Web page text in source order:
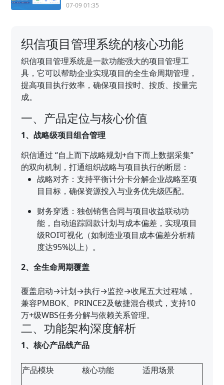
07-09 01:35
织信项目管理系统的核心功能
织信项目管理系统是一款功能强大的项目管理工
具，它可以帮助企业实现项目的全生命周期管理，
提高项目执行效率，确保项目按时、按质、按量完
成。
一、产品定位与核心价值
1、战略级项目组合管理
织信通过 “自上而下战略规划+自下而上数据采集”
的双向机制，打通组织战略与项目执行的断层：
战略对齐：支持平衡计分卡分解企业战略至项
目目标，确保资源投入与业务优先级匹配。
财务穿透：独创销售合同与项目收益联动功
能，自动追踪回款计划与成本偏差，实现项目
级ROI可视化（如制造业项目成本偏差分析精
度达95%以上）。
2、全生命周期覆盖
覆盖启动→计划→执行→监控→收尾五大过程域，
兼容PMBOK、PRINCE2及敏捷混合模式，支持10
万+级WBS任务分解与依赖关系管理。
二、功能架构深度解析
1、核心产品线产品
产品模块 核心功能 适用场景